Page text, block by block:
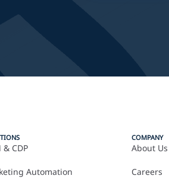
& CDP
Automation
COMPANY
About Us
Careers